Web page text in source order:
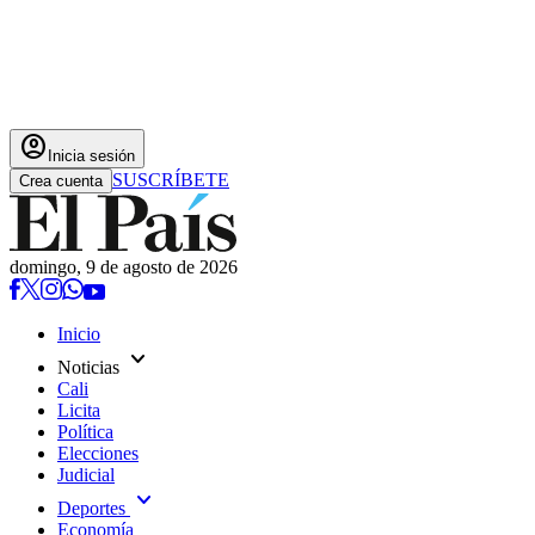
account_circle Inicia sesión
Crea cuenta SUSCRÍBETE
domingo, 9 de agosto de 2026
Inicio
Noticias expand_more
Cali
Licita
Política
Elecciones
Judicial
Deportes expand_more
Economía